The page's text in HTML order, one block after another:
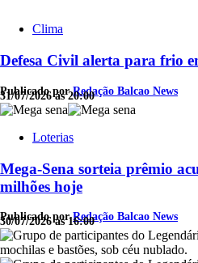
Clima
Defesa Civil alerta para frio
Publicado porRedação Balcao News
31/07/2026 às 20:00
Loterias
Mega-Sena sorteia prêmio
milhões hoje
Publicado porRedação Balcao News
30/07/2026 às 16:00